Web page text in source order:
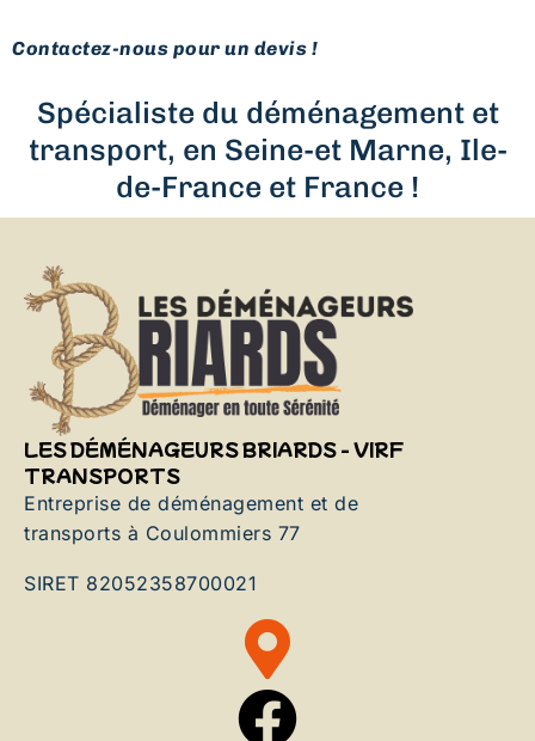
Contactez-nous pour un devis !
Spécialiste du déménagement et
transport, en Seine-et Marne, Ile-
de-France et France !
LES DÉMÉNAGEURS BRIARDS - VIRF
TRANSPORTS
Entreprise de déménagement et de
transports à Coulommiers 77
SIRET 82052358700021